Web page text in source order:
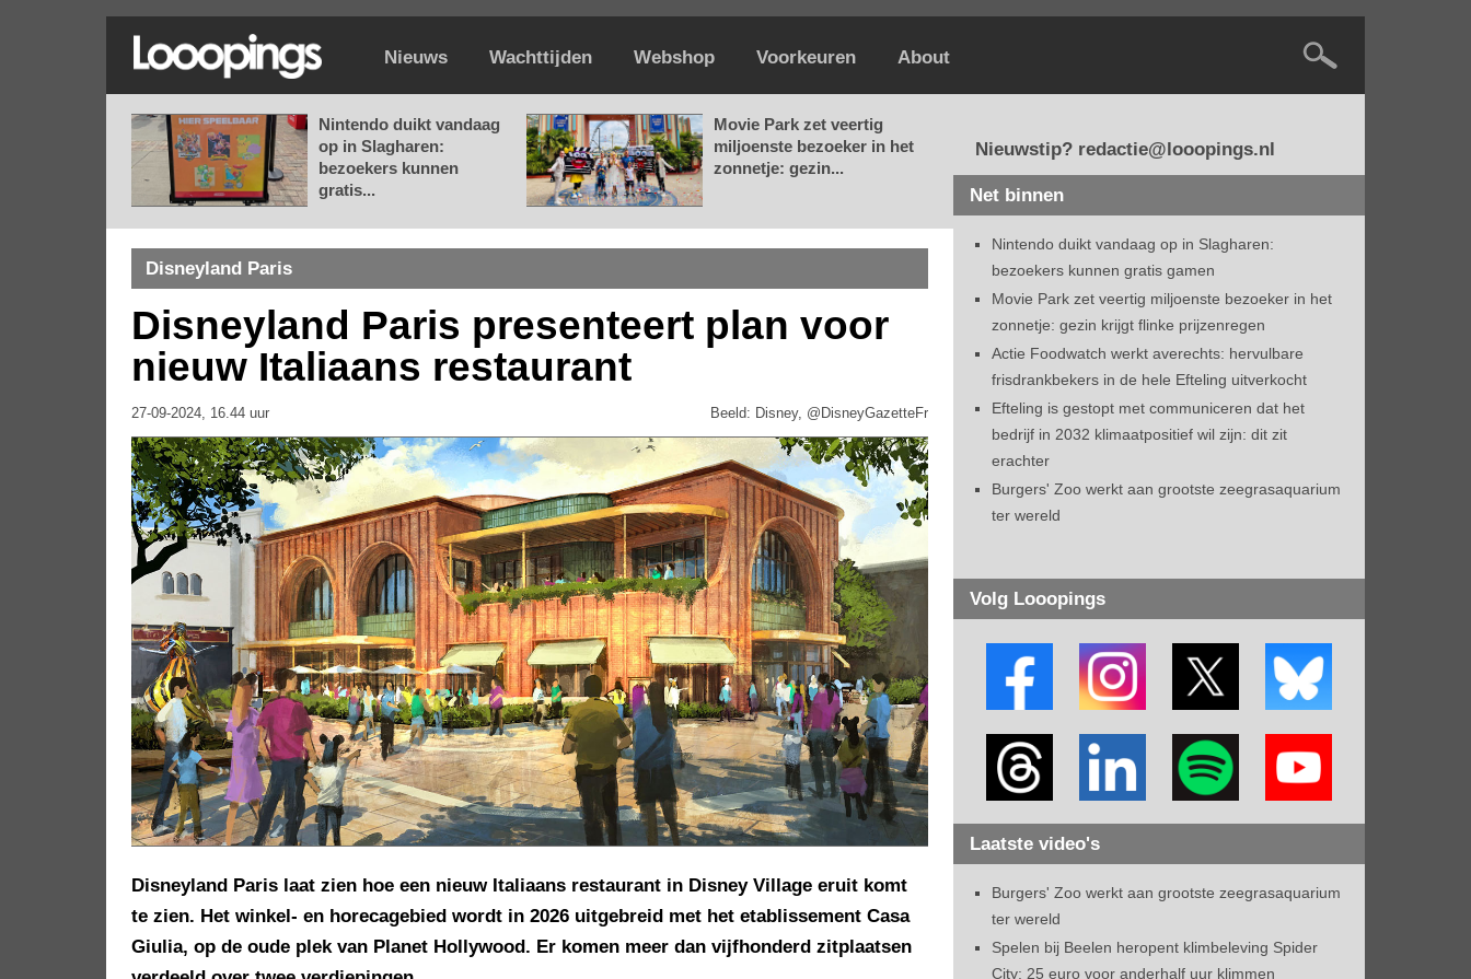
Nieuws Wachttijden Webshop Voorkeuren About
Nintendo duikt vandaag
op in Slagharen:
bezoekers kunnen
gratis...
Movie Park zet veertig
miljoenste bezoeker in het
zonnetje: gezin...
Disneyland Paris
Disneyland Paris presenteert plan voor
nieuw Italiaans restaurant
27-09-2024, 16.44 uur Beeld: Disney, @DisneyGazetteFr
Disneyland Paris laat zien hoe een nieuw Italiaans restaurant in Disney Village eruit komt
te zien. Het winkel- en horecagebied wordt in 2026 uitgebreid met het etablissement Casa
Giulia, op de oude plek van Planet Hollywood. Er komen meer dan vijfhonderd zitplaatsen
Nieuwstip? redactie@looopings.nl
Net binnen
Nintendo duikt vandaag op in Slagharen:
bezoekers kunnen gratis gamen
Movie Park zet veertig miljoenste bezoeker in het
zonnetje: gezin krijgt flinke prijzenregen
Actie Foodwatch werkt averechts: hervulbare
frisdrankbekers in de hele Efteling uitverkocht
Efteling is gestopt met communiceren dat het
bedrijf in 2032 klimaatpositief wil zijn: dit zit
erachter
Burgers' Zoo werkt aan grootste zeegrasaquarium
ter wereld
Volg Looopings
Laatste video's
Burgers' Zoo werkt aan grootste zeegrasaquarium
ter wereld
Spelen bij Beelen heropent klimbeleving Spider
City: 25 euro voor anderhalf uur klimmen